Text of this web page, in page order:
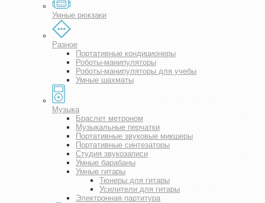
Умные рюкзаки
Разное
Портативные кондиционеры
Роботы-манипуляторы
Роботы-манипуляторы для учебы
Умные шахматы
Музыка
Браслет метроном
Музыкальные перчатки
Портативные звуковые микшеры
Портативные синтезаторы
Студия звукозаписи
Умные барабаны
Умные гитары
Тюнеры для гитары
Усилители для гитары
Электронная партитура